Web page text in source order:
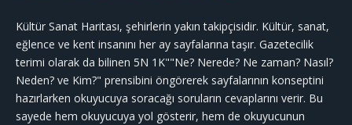
Kültür Sanat Haritası, şehirlerin yakın takipçisidir. Kültür, sanat,
eğlence ve kent insanını her ay sayfalarına taşır. Gazetecilik
terimi olarak da bilinen 5N 1K""Ne? Nerede? Ne zaman? Nasıl?
Neden? ve Kim?" prensibini öngörerek sayfalarının konseptini
hazırlarken okuyucuya soracağı soruların cevaplarını verir. Bu
sayede hem okuyucuya yol gösterir, hem de okuyucunun